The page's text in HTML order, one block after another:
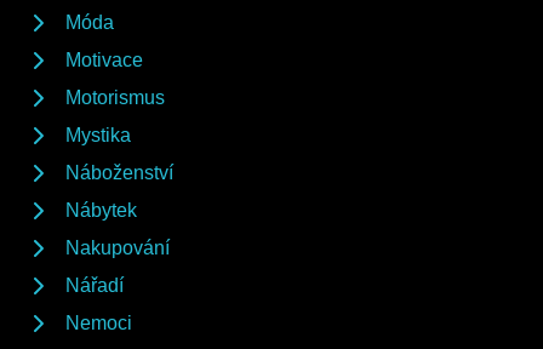
Móda
Motivace
Motorismus
Mystika
Náboženství
Nábytek
Nakupování
Nářadí
Nemoci